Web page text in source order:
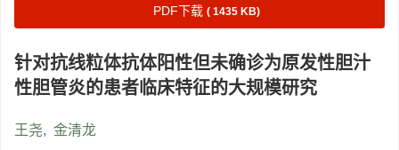
PDF下载 ( 1435 KB)
针对抗线粒体抗体阳性但未确诊为原发性胆汁
性胆管炎的患者临床特征的大规模研究
王尧, 金清龙